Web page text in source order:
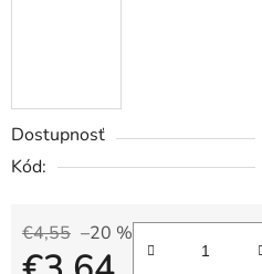
Dostupnosť
Kód:
€4,55 –20 %